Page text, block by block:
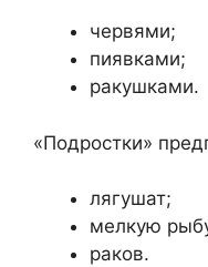
червями;
пиявками;
ракушками.
«Подростки»
лягушат;
мелкую
раков.